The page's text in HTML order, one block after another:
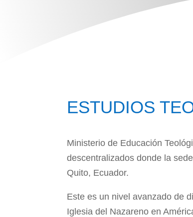
ESTUDIOS
Ministerio de Educación
descentralizados donde la
Quito, Ecuador.
Este es un nivel avanzado de
Iglesia del Nazareno en